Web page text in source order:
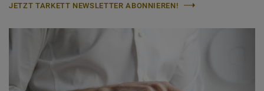
JETZT TARKETT NEWSLETTER ABONNIEREN!